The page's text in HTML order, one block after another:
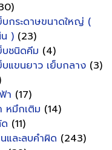
บกระดาษขนาดใหญ่ (
) (23)
บชนิดคีม (4)
บแขนยาว เย็บกลาง (3)
า (17)
หมึกเติม (14)
(11)
และลบคำผิด (243)